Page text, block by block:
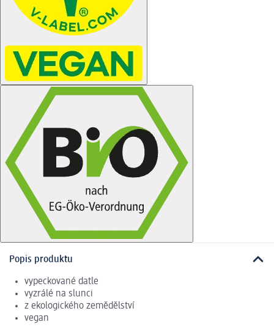
Popis produktu
vypeckované datle
vyzrálé na slunci
z ekologického zemědělství
vegan